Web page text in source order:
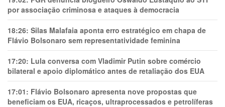
por associação criminosa e ataques à democracia
18:26: Silas Malafaia aponta erro estratégico em chapa de
Flávio Bolsonaro sem representatividade feminina
17:20: Lula conversa com Vladimir Putin sobre comércio
bilateral e apoio diplomático antes de retaliação dos EUA
17:01: Flávio Bolsonaro apresenta nove propostas que
beneficiam os EUA, ricaços, ultraprocessados e petrolíferas